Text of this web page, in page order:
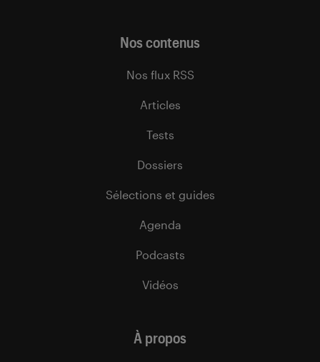
Nos contenus
Nos flux RSS
Articles
Tests
Dossiers
Sélections et guides
Agenda
Podcasts
Vidéos
À propos